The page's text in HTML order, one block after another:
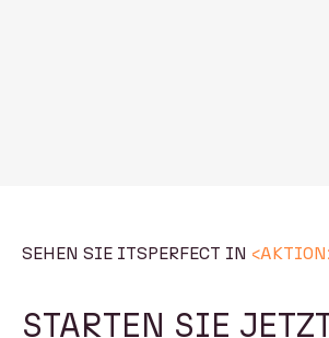
SEHEN SIE ITSPERFECT IN
STARTEN SIE